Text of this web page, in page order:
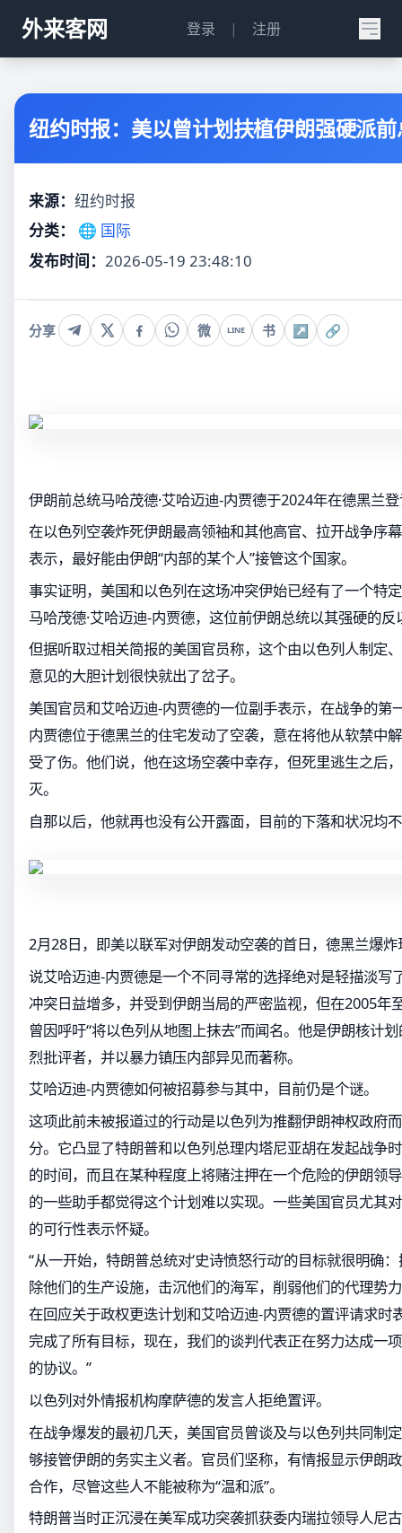
外来客网 登录 | 注册
纽约时报：美以曾计划扶植伊朗强硬派
来源： 纽约时报
分类：
🌐 国际
发布时间： 2026-05-19 23:48:10
分享 微 LINE 书 ↗ 🔗
伊朗前总统马哈茂德·艾哈迈迪-内贾德于2024年在德黑兰
在以色列空袭炸死伊朗最高领袖和其他高官、拉开战争序
表示，最好能由伊朗“内部的某个人”接管这个国家。
事实证明，美国和以色列在这场冲突伊始已经有了一个特
马哈茂德·艾哈迈迪-内贾德，这位前伊朗总统以其强硬的
但据听取过相关简报的美国官员称，这个由以色列人制定
意见的大胆计划很快就出了岔子。
美国官员和艾哈迈迪-内贾德的一位副手表示，在战争的第
内贾德位于德黑兰的住宅发动了空袭，意在将他从软禁中
受了伤。他们说，他在这场空袭中幸存，但死里逃生之后
灭。
自那以后，他就再也没有公开露面，目前的下落和状况均
2月28日，即美以联军对伊朗发动空袭的首日，德黑兰爆
说艾哈迈迪-内贾德是一个不同寻常的选择绝对是轻描淡写
冲突日益增多，并受到伊朗当局的严密监视，但在2005年
曾因呼吁“将以色列从地图上抹去”而闻名。他是伊朗核计
烈批评者，并以暴力镇压内部异见而著称。
艾哈迈迪-内贾德如何被招募参与其中，目前仍是个谜。
这项此前未被报道过的行动是以色列为推翻伊朗神权政府
分。它凸显了特朗普和以色列总理内塔尼亚胡在发起战争
的时间，而且在某种程度上将赌注押在一个危险的伊朗领
的一些助手都觉得这个计划难以实现。一些美国官员尤其
的可行性表示怀疑。
“从一开始，特朗普总统对‘史诗愤怒行动’的目标就很明确
除他们的生产设施，击沉他们的海军，削弱他们的代理势
在回应关于政权更迭计划和艾哈迈迪-内贾德的置评请求时
完成了所有目标，现在，我们的谈判代表正在努力达成一
的协议。”
以色列对外情报机构摩萨德的发言人拒绝置评。
在战争爆发的最初几天，美国官员曾谈及与以色列共同制
够接管伊朗的务实主义者。官员们坚称，有情报显示伊朗
合作，尽管这些人不能被称为“温和派”。
特朗普当时正沉浸在美军成功突袭抓获委内瑞拉领导人尼